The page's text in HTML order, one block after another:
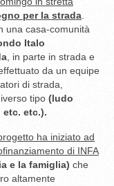
per la strada.
una casa-comunità
Italo
, in parte in strada e
da un equipe
di strada,
tipo (ludo
etc.).
ha iniziato ad
di INFA
e la famiglia) che
altamente